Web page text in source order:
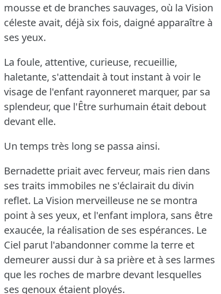
mousse et de branches sauvages, où la Vision
céleste avait, déjà six fois, daigné apparaître à
ses yeux.
La foule, attentive, curieuse, recueillie,
haletante, s'attendait à tout instant à voir le
visage de l'enfant rayonneret marquer, par sa
splendeur, que l'Être surhumain était debout
devant elle.
Un temps très long se passa ainsi.
Bernadette priait avec ferveur, mais rien dans
ses traits immobiles ne s'éclairait du divin
reflet. La Vision merveilleuse ne se montra
point à ses yeux, et l'enfant implora, sans être
exaucée, la réalisation de ses espérances. Le
Ciel parut l'abandonner comme la terre et
demeurer aussi dur à sa prière et à ses larmes
que les roches de marbre devant lesquelles
ses genoux étaient ployés.